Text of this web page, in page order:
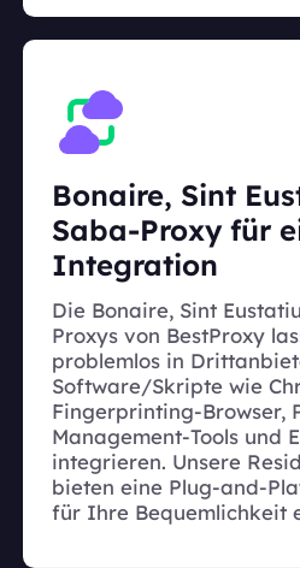
Bonaire, Sint
Saba-Proxy für
Integration
Die Bonaire, Sint
Proxys von BestProxy
problemlos in
Software/Skripte wie
Fingerprinting-Browser,
Management-Tools und
integrieren. Unsere
bieten eine Plug-and-
für Ihre Bequemlichkeit